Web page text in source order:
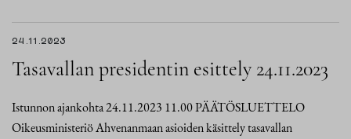
24.11.2023
Tasavallan presidentin esittely 24.11.2023
Istunnon ajankohta 24.11.2023 11.00 PÄÄTÖSLUETTELO
Oikeusministeriö Ahvenanmaan asioiden käsittely tasavallan